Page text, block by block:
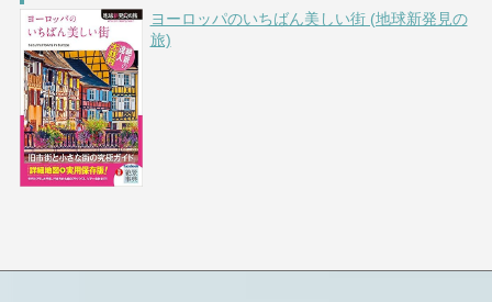
ヨーロッパのいちばん美しい街 (地球新発見の
旅)